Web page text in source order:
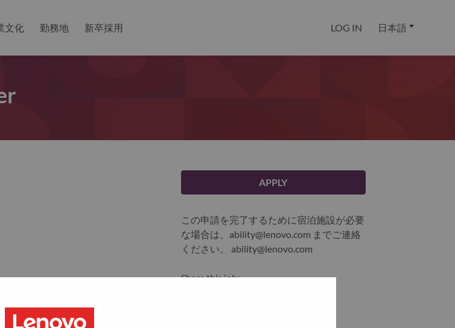
文化 勤務地 新卒採用 LOG IN 日本語
APPLY
この申請を完了するために宿泊施設が必要
な場合は、ability@lenovo.com までご連絡
ください。 ability@lenovo.com
Share this job: